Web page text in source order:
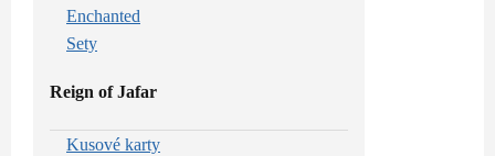
Enchanted
Sety
Reign of Jafar
Kusové karty